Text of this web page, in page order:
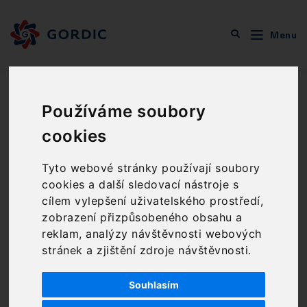
Používáme soubory
cookies
Tyto webové stránky používají soubory
cookies a další sledovací nástroje s
cílem vylepšení uživatelského prostředí,
zobrazení přizpůsobeného obsahu a
reklam, analýzy návštěvnosti webových
stránek a zjištění zdroje návštěvnosti.
Souhlasím
Menu
O společnosti
Zprávy GORDIC
Stanovisko GORDIC:
Proč neodkládat
zavedení atestované
spisové služby podle
zákona č. 499/2004 Sb.
18. 6. 2026